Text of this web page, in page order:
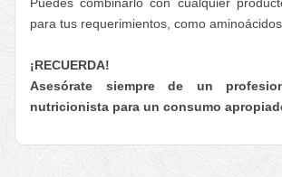
para tus requerimientos, como
¡RECUERDA!
Asesórate siempre de un
nutricionista para un consumo